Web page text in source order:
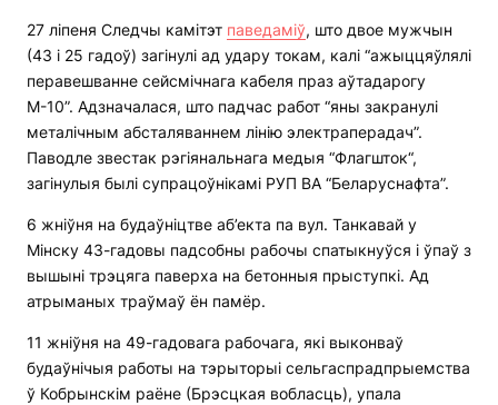
27 ліпеня Следчы камітэт паведаміў, што двое мужчын
(43 і 25 гадоў) загінулі ад удару токам, калі “ажыццяўлялі
перавешванне сейсмічнага кабеля праз аўтадарогу
М-10”. Адзначалася, што падчас работ “яны закранулі
металічным абсталяваннем лінію электраперадач”.
Паводле звестак рэгіянальнага медыя “Флагшток“,
загінулыя былі супрацоўнікамі РУП ВА “Беларуснафта”.
6 жніўня на будаўніцтве аб’екта па вул. Танкавай у
Мінску 43-гадовы падсобны рабочы спатыкнуўся і ўпаў з
вышыні трэцяга паверха на бетонныя прыступкі. Ад
атрыманых траўмаў ён памёр.
11 жніўня на 49-гадовага рабочага, які выконваў
будаўнічыя работы на тэрыторыі сельгаспрадпрыемства
ў Кобрынскім раёне (Брэсцкая вобласць), упала